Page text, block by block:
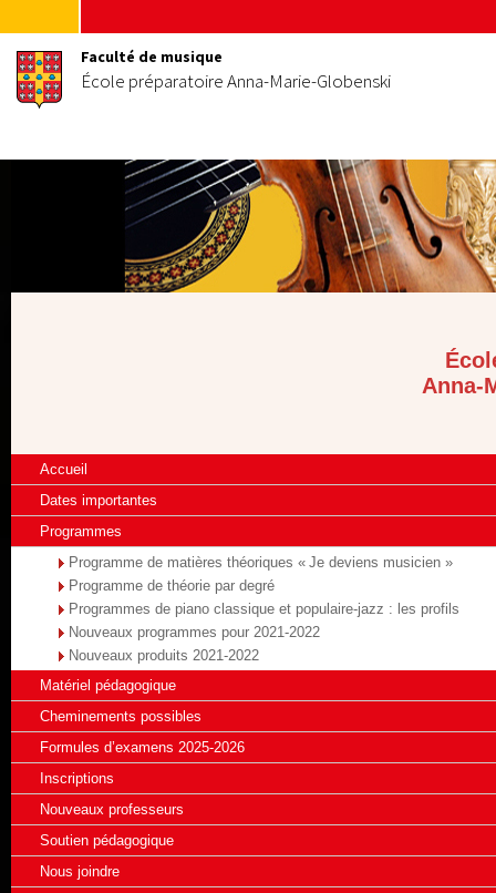
Faculté de musique
École préparatoire Anna-Marie-Globenski
Anna-
Accueil
Dates importantes
Programmes
Programme de matières théoriques « Je deviens musicien »
Programme de théorie par degré
Programmes de piano classique et populaire-jazz : les profils
Nouveaux programmes pour 2021-2022
Nouveaux produits 2021-2022
Matériel pédagogique
Cheminements possibles
Formules d’examens 2025-2026
Inscriptions
Nouveaux professeurs
Soutien pédagogique
Nous joindre